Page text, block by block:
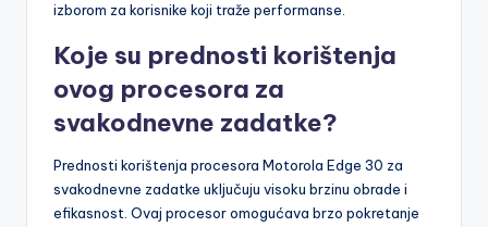
istovremeno. Sve to čini Motorola Edge 30 pouzdanim
Koje su prednosti korištenja
ovog procesora za
Prednosti korištenja procesora Motorola Edge 30 za
svakodnevne zadatke uključuju visoku brzinu obrade i